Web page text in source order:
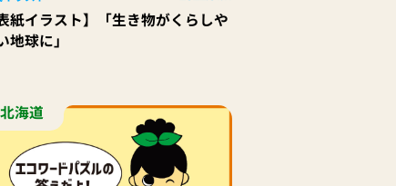
表紙イラスト】「生き物がくらしや
地球に」
北海道